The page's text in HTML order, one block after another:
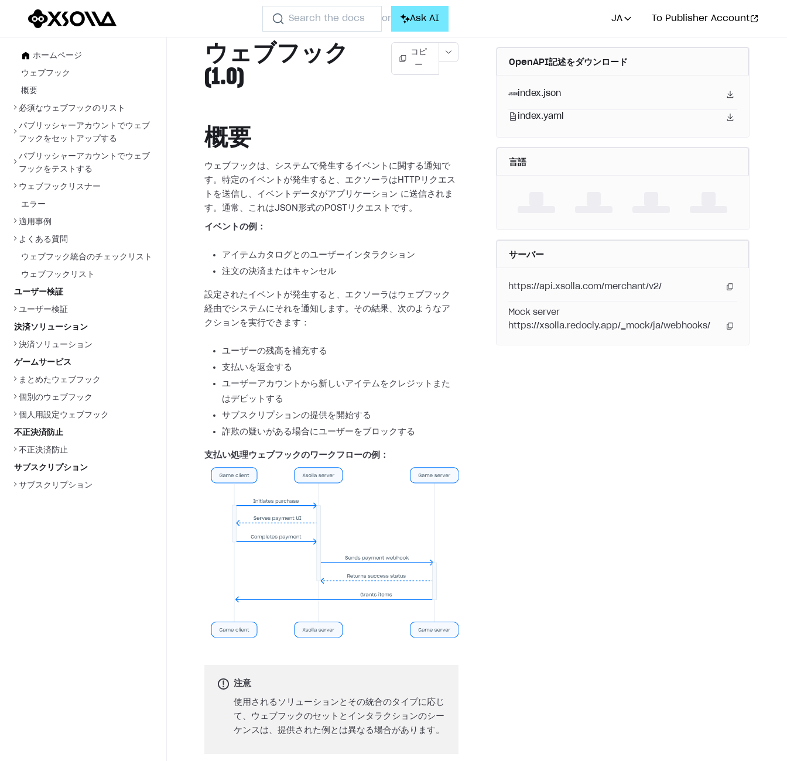
Search the docs or Ask AI JA To Publisher Account
ホームページ
ウェブフック
概要
必須なウェブフックのリスト
パブリッシャーアカウントでウェブ
フックをセットアップする
パブリッシャーアカウントでウェブ
フックをテストする
ウェブフックリスナー
エラー
適用事例
よくある質問
ウェブフック統合のチェックリスト
ウェブフックリスト
ユーザー検証
ユーザー検証
決済ソリューション
決済ソリューション
ゲームサービス
まとめたウェブフック
個別のウェブフック
個人用設定ウェブフック
不正決済防止
不正決済防止
サブスクリプション
サブスクリプション
ウェブフック
(1.0)
コピ
ー
概要
ウェブフックは、システムで発生するイベントに関する通知で
す。特定のイベントが発生すると、エクソーラはHTTPリクエス
トを送信し、イベントデータがアプリケーション に送信されま
す。通常、これはJSON形式のPOSTリクエストです。
イベントの例：
アイテムカタログとのユーザーインタラクション
注文の決済またはキャンセル
設定されたイベントが発生すると、エクソーラはウェブフック
経由でシステムにそれを通知します。その結果、次のようなア
クションを実行できます：
ユーザーの残高を補充する
支払いを返金する
ユーザーアカウントから新しいアイテムをクレジットまた
はデビットする
サブスクリプションの提供を開始する
詐欺の疑いがある場合にユーザーをブロックする
支払い処理ウェブフックのワークフローの例：
注意
使用されるソリューションとその統合のタイプに応じ
て、ウェブフックのセットとインタラクションのシー
ケンスは、提供された例とは異なる場合があります。
OpenAPI記述をダウンロード
index.json
index.yaml
言語
サーバー
https://api.xsolla.com/merchant/v2/
Mock server
https://xsolla.redocly.app/_mock/ja/webhooks/